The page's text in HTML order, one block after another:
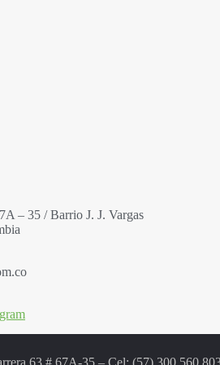
– 35 / Barrio J. J. Vargas